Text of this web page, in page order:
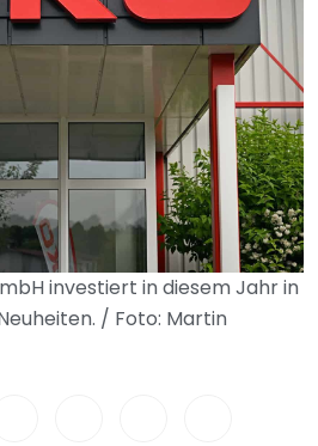
investiert in diesem Jahr in
/ Foto: Martin